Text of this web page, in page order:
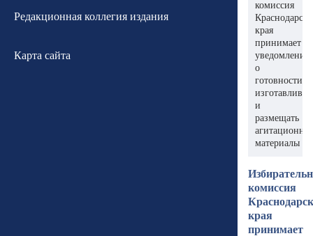
Редакционная коллегия издания
Карта сайта
комиссия
края
принимает
уведомления
о
готовности
и
размещать
материалы
комиссия
края
принимает